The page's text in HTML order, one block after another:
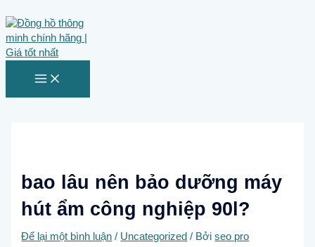
tới
nội
dung
bao lâu nên bảo dưỡng máy
hút ẩm công nghiệp 90l?
Để lại một bình luận / Uncategorized / Bởiseo pro